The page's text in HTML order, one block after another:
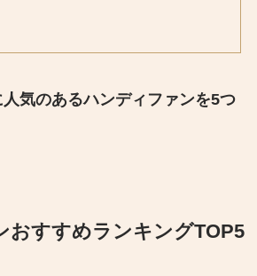
気のあるハンディファンを5つ
おすすめランキングTOP5